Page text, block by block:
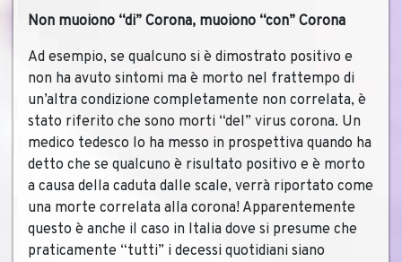
Non muoiono “di” Corona, muoiono “con” Corona
Ad esempio, se qualcuno si è dimostrato positivo e
non ha avuto sintomi ma è morto nel frattempo di
un’altra condizione completamente non correlata, è
stato riferito che sono morti “del” virus corona. Un
medico tedesco lo ha messo in prospettiva quando ha
detto che se qualcuno è risultato positivo e è morto
a causa della caduta dalle scale, verrà riportato come
una morte correlata alla corona! Apparentemente
questo è anche il caso in Italia dove si presume che
praticamente “tutti” i decessi quotidiani siano